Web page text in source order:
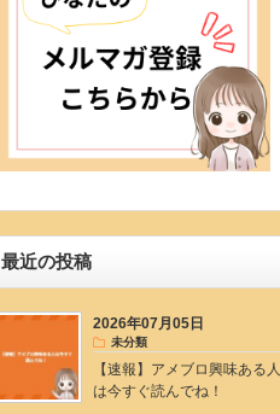
最近の投稿
2026年07月05日
未分類
【速報】アメブロ興味ある人
は今すぐ読んでね！